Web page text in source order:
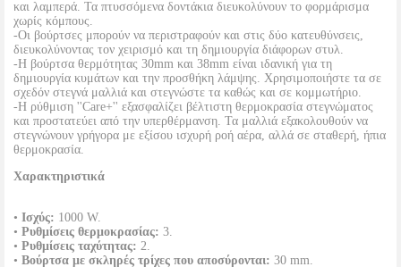
και λαμπερά. Τα πτυσσόμενα δοντάκια διευκολύνουν το φορμάρισμα
χωρίς κόμπους.
-Οι βούρτσες μπορούν να περιστραφούν και στις δύο κατευθύνσεις,
διευκολύνοντας τον χειρισμό και τη δημιουργία διάφορων στυλ.
-Η βούρτσα θερμότητας 30mm και 38mm είναι ιδανική για τη
δημιουργία κυμάτων και την προσθήκη λάμψης. Χρησιμοποιήστε τα σε
σχεδόν στεγνά μαλλιά και στεγνώστε τα καθώς και σε κομμωτήριο.
-Η ρύθμιση ''Care+'' εξασφαλίζει βέλτιστη θερμοκρασία στεγνώματος
και προστατεύει από την υπερθέρμανση. Τα μαλλιά εξακολουθούν να
στεγνώνουν γρήγορα με εξίσου ισχυρή ροή αέρα, αλλά σε σταθερή, ήπια
θερμοκρασία.
Χαρακτηριστικά
• Ισχύς: 1000 W.
• Ρυθμίσεις θερμοκρασίας: 3.
• Ρυθμίσεις ταχύτητας: 2.
• Bούρτσα με σκληρές τρίχες που αποσύρονται: 30 mm.